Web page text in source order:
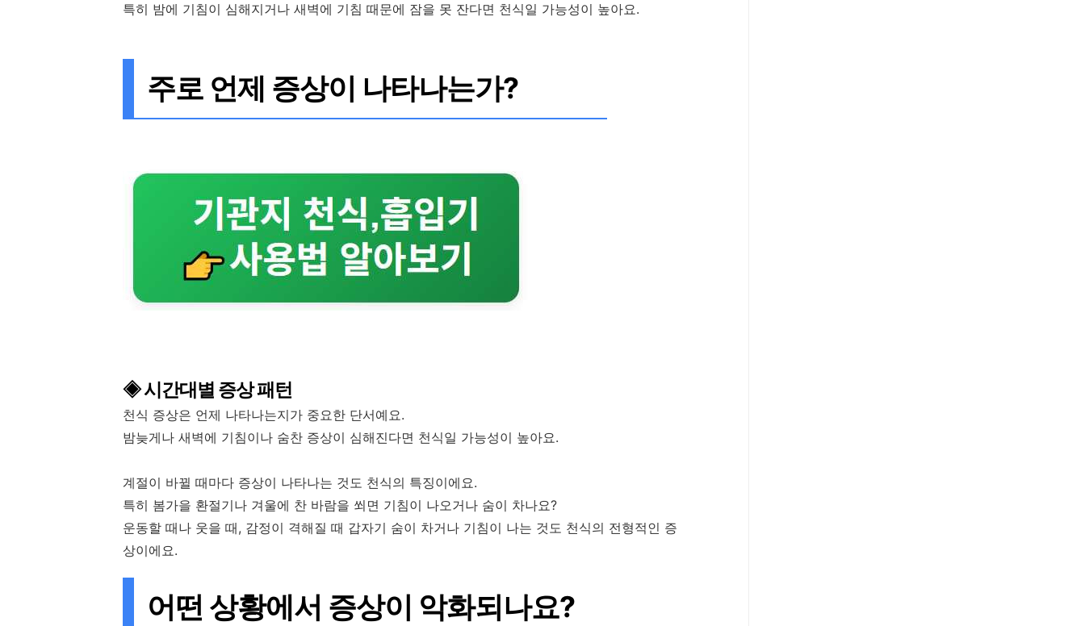
특히 밤에 기침이 심해지거나 새벽에 기침 때문에 잠을 못 잔다면 천식일 가능성이 높아요.
주로 언제 증상이 나타나는가?
◈ 시간대별 증상 패턴
천식 증상은 언제 나타나는지가 중요한 단서예요.
밤늦게나 새벽에 기침이나 숨찬 증상이 심해진다면 천식일 가능성이 높아요.
계절이 바뀔 때마다 증상이 나타나는 것도 천식의 특징이에요.
특히 봄가을 환절기나 겨울에 찬 바람을 쐬면 기침이 나오거나 숨이 차나요?
운동할 때나 웃을 때, 감정이 격해질 때 갑자기 숨이 차거나 기침이 나는 것도 천식의 전형적인 증
상이에요.
어떤 상황에서 증상이 악화되나요?